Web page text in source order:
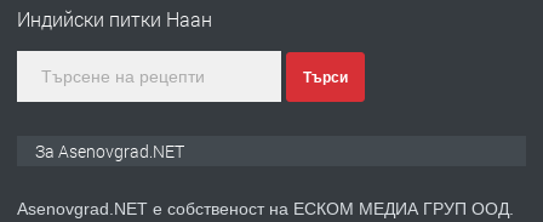
Индийски питки Наан
Търси
За Asenovgrad.NET
Asenovgrad.NET е собственост на ЕСКОМ МЕДИА ГРУП ООД.